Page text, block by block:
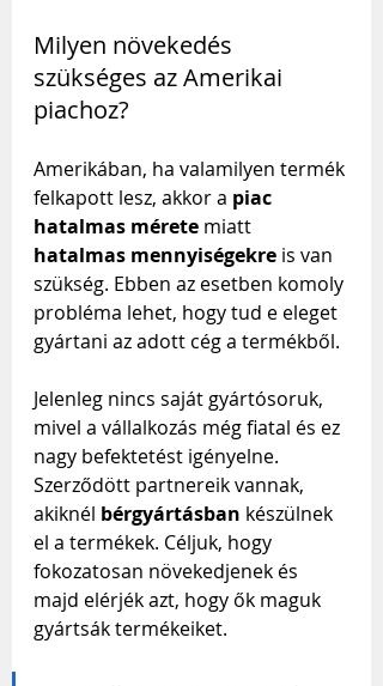
Milyen növekedés
szükséges az Amerikai
piachoz?
Amerikában, ha valamilyen termék
felkapott lesz, akkor a piac
hatalmas mérete miatt
hatalmas mennyiségekre is van
szükség. Ebben az esetben komoly
probléma lehet, hogy tud e eleget
gyártani az adott cég a termékből.
Jelenleg nincs saját gyártósoruk,
mivel a vállalkozás még fiatal és ez
nagy befektetést igényelne.
Szerződött partnereik vannak,
akiknél bérgyártásban készülnek
el a termékek. Céljuk, hogy
fokozatosan növekedjenek és
majd elérjék azt, hogy ők maguk
gyártsák termékeiket.